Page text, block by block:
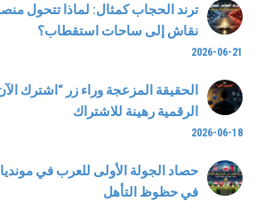
ترند الحجاب كمثال: لماذا تتحول
نقاش إلى ساحات استقطاب؟
2026-06-21
الحقيقة المزعجة وراء زر “اشترك
الرقمية رهينة للاشتراك
2026-06-18
في حظوظ التأهل